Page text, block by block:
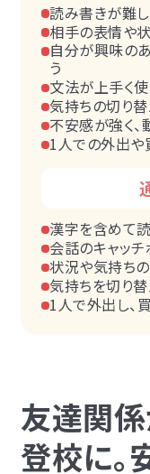
読み書きが難
相手の表情や
自分が興味の
う
文法が上手く
気持ちの切り
不安感が強く、
1人での外出や
漢字を含めて
会話のキャッ
状況や気持ち
気持ちを切り
1人で外出し、
友達関係
登校に。